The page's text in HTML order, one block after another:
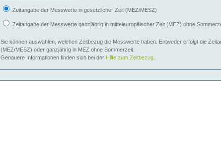
Zeitangabe der Messwerte in gesetzlicher Zeit (MEZ/MESZ)
Zeitangabe der Messwerte ganzjährig in mitteleuropäischer Zeit (MEZ) ohne
Sie können auswählen, welchen Zeitbezug die Messwerte haben. Entweder erfolgt die
(MEZ/MESZ) oder ganzjährig in MEZ ohne Sommerzeit.
Genauere Informationen finden sich bei der Hilfe zum Zeitbezug